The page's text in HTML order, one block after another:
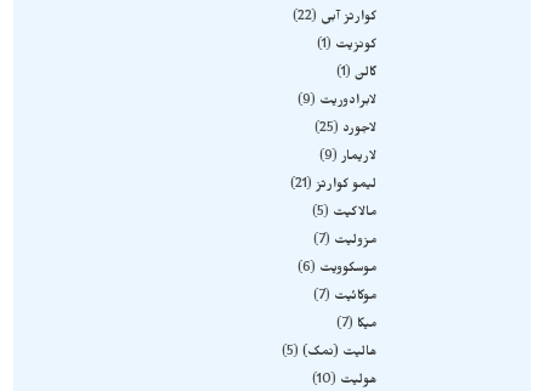
کوارتز آبی
22
کونزیت
1
گالن 1
لابرادوریت
9
لاجورد
25
لاریمار 9
لیمو کوارتز 21
مالاکیت
5
مزولیت
7
موسکوویت
6
موکائیت
7
میکا
7
هالیت (نمک) 5
هولیت
10